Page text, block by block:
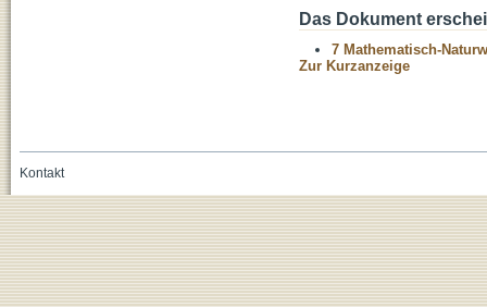
Das Dokument
7 Mathematisch-
Zur Kurzanzeige
Kontakt